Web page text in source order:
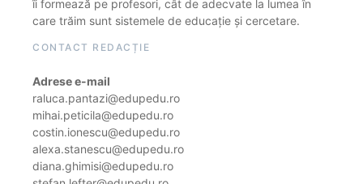
îi formează pe profesori, cât de adecvate la lumea în
care trăim sunt sistemele de educație și cercetare.
CONTACT REDACȚIE
Adrese e-mail
raluca.pantazi@edupedu.ro
mihai.peticila@edupedu.ro
costin.ionescu@edupedu.ro
alexa.stanescu@edupedu.ro
diana.ghimisi@edupedu.ro